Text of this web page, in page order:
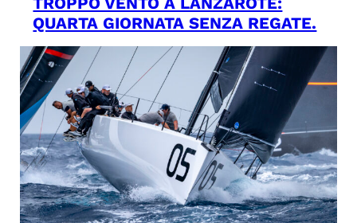
QUARTA GIORNATA SENZA REGATE.